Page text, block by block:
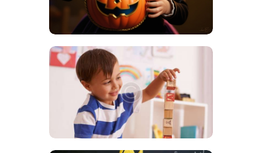
0
LIKES BYWEBMASTER
SHARE
LE PROGRAMME DE LA MICRO
CRÈCHE LES P’TITS GRIMPEURS
LES ACTIVITÉS DE LA MICRO
CRÈCHE LES P'TITS GRIMPEURS
NOUVEAUTÉS DE LA MICRO
CRÈCHE